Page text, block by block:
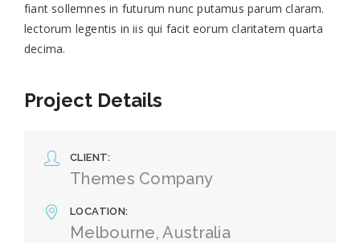
fiant sollemnes in futurum nunc putamus parum claram.
lectorum legentis in iis qui facit eorum claritatem quarta
decima.
Project Details
CLIENT
Themes Company
LOCATION
Melbourne, Australia